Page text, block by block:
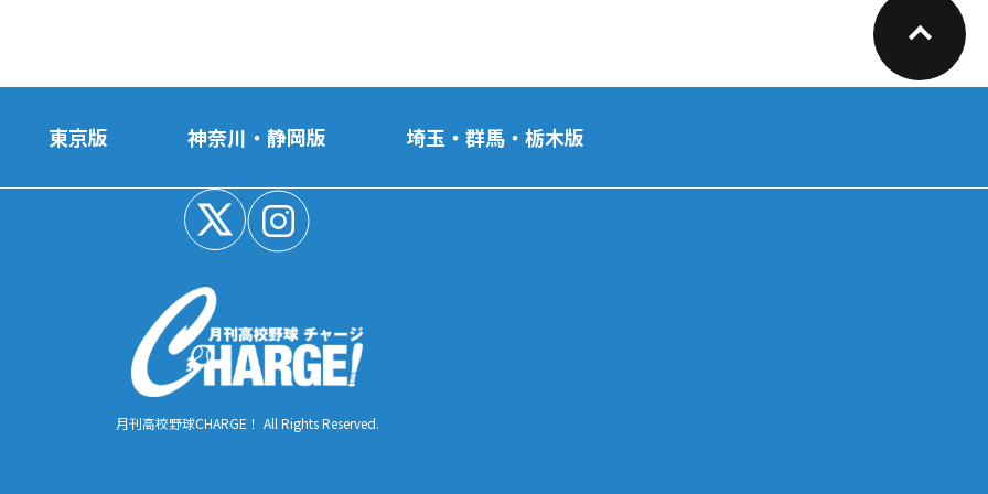
東京版 神奈川・静岡版 埼玉・群馬・栃木版
月刊高校野球CHARGE！ All Rights Reserved.